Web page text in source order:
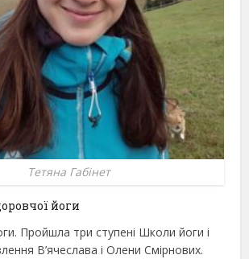
Тетяна Габінет
йоги
Пройшла три ступені Школи йоги і
В’ячеслава і Олени Смірнових.